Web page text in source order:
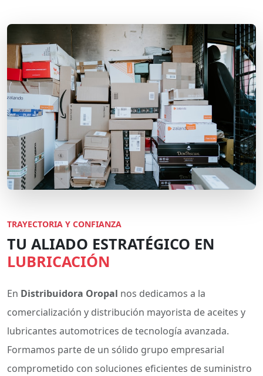
TRAYECTORIA Y CONFIANZA
TU ALIADO ESTRATÉGICO EN
LUBRICACIÓN
En Distribuidora Oropal nos dedicamos a la
comercialización y distribución mayorista de aceites y
lubricantes automotrices de tecnología avanzada.
Formamos parte de un sólido grupo empresarial
comprometido con soluciones eficientes de suministro